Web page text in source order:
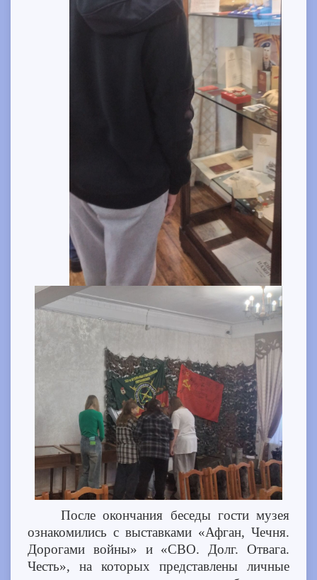
После окончания беседы гости музея
ознакомились с выставками «Афган, Чечня.
Дорогами войны» и «СВО. Долг. Отвага.
Честь», на которых представлены личные